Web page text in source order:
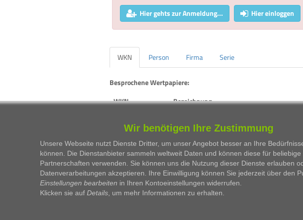
Hier gehts zur Anmeldung... Hier einloggen
WKN Person Firma Serie
Besprochene Wertpapiere:
WKN
Bezeichnung
766403
VOLKSWAGEN AG VORZUGSAKTIEN
710000
DAIMLER AG
Wir benötigen Ihre Zustimmung
Unsere Webseite nutzt Dienste Dritter, um unser Angebot besser an Ihre
können. Die Dienstanbieter sammeln weltweit Daten und können diese für beliebige
Partnerschaften verwenden. Sie können uns die Nutzung dieser Dienste erlauben
Datenverarbeitungen akzeptieren. Ihre Einwilligung können Sie jederzeit über den
Einstellungen bearbeiten in Ihren Kontoeinstellungen widerrufen.
Klicken sie auf Details , um mehr Informationen zu erhalten.